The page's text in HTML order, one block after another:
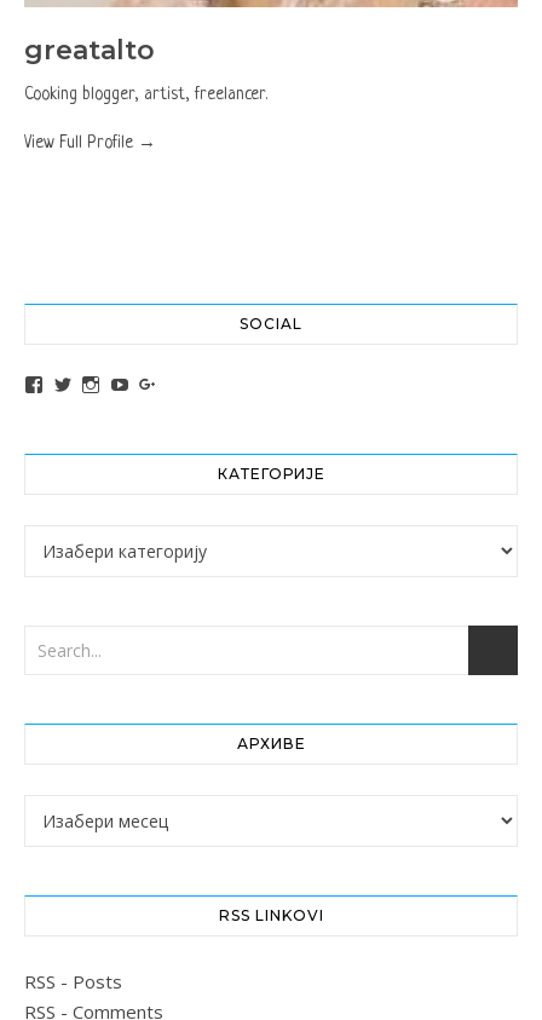
greatalto
Cooking blogger, artist, freelancer.
View Full Profile →
SOCIAL
View altochef’s profile on Facebook
View jovancica73’s profile on Twitter
View jovancica73’s profile on Instagram
View jovancica73’s profile on YouTube
КАТЕГОРИЈЕ
Категорије
АРХИВЕ
Архиве
RSS LINKOVI
RSS - Posts
RSS - Comments